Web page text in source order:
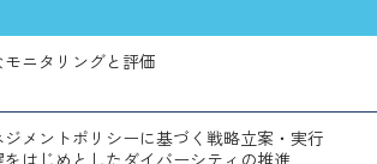
モニタリングと評価
ジメントポリシーに基づく戦略立案・実行
はじめとしたダイバーシティの推進